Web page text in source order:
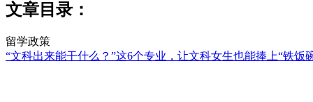
文章目录：
留学政策
“文科出来能干什么？”这6个专业，让文科女生也能捧上“铁饭